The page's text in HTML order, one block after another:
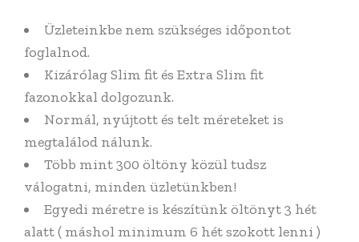
Üzleteinkbe nem szükséges időpontot
foglalnod.
Kizárólag Slim fit és Extra Slim fit
fazonokkal dolgozunk.
Normál, nyújtott és telt méreteket is
megtalálod nálunk.
Több mint 300 öltöny közül tudsz
válogatni, minden üzletünkben!
Egyedi méretre is készítünk öltönyt 3 hét
alatt ( máshol minimum 6 hét szokott lenni )